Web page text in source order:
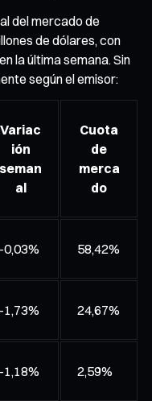
del mercado de
de dólares, con
la última semana. Sin
según el emisor:
Variac
ión
seman
al
Cuota
de
merca
do
-0,03% 58,42%
-1,73% 24,67%
-1,18% 2,59%